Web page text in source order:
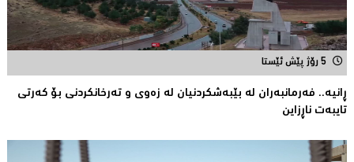
5 رۆژ پێش ئێستا
ڕانیە.. فەرمانبەران لە بێبەشکردنیان لە زەوى و تەرخانکردنى بۆ کەرتى
تایبەت ناڕزاین